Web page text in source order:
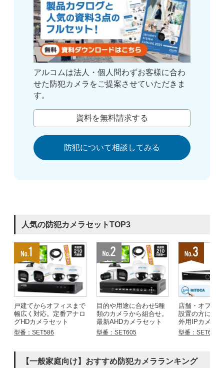
アルコムは法人・個人問わずお客様に合わ
せた防犯カメラをご提案させていただきま
す。
資料を無料請求する
防犯について相談してみる
人気の防犯カメラセットTOP3
戸建てからオフィスまで
幅広く対応。定番アナロ
グHDカメラセット
型番：SET586
目的や用途に合わせ5種
類のカメラから組合せ。
最新AHDカメラセット
型番：SET605
店舗・オフィ
設置の方にお
外用IPカメラ
型番：SET683
【一般家庭向け】おすすめ防犯カメラランキング